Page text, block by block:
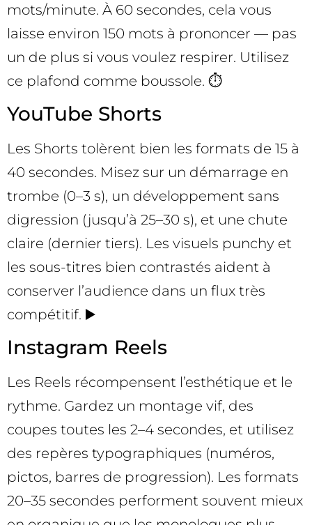
mots/minute. À 60 secondes, cela vous
laisse environ 150 mots à prononcer — pas
un de plus si vous voulez respirer. Utilisez
ce plafond comme boussole. ⏱️
YouTube Shorts
Les Shorts tolèrent bien les formats de 15 à
40 secondes. Misez sur un démarrage en
trombe (0–3 s), un développement sans
digression (jusqu’à 25–30 s), et une chute
claire (dernier tiers). Les visuels punchy et
les sous-titres bien contrastés aident à
conserver l’audience dans un flux très
compétitif. ▶️
Instagram Reels
Les Reels récompensent l’esthétique et le
rythme. Gardez un montage vif, des
coupes toutes les 2–4 secondes, et utilisez
des repères typographiques (numéros,
pictos, barres de progression). Les formats
20–35 secondes performent souvent mieux